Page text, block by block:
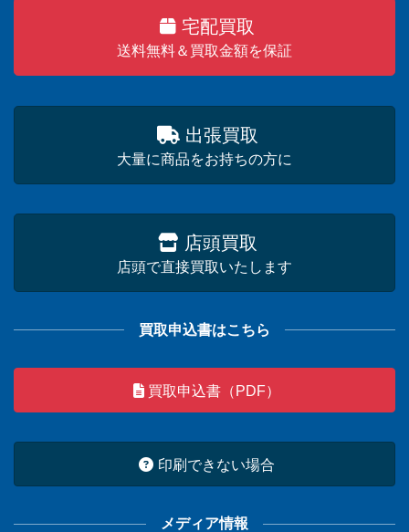
宅配買取
送料無料＆買取金額を保証
出張買取
大量に商品をお持ちの方に
店頭買取
店頭で直接買取いたします
買取申込書はこちら
買取申込書（PDF）
印刷できない場合
メディア情報